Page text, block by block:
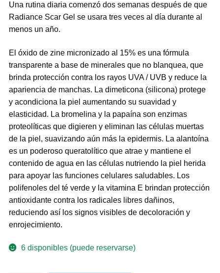
Una rutina diaria comenzó dos semanas después de que
Radiance Scar Gel se usara tres veces al día durante al
menos un año.
El óxido de zine micronizado al 15% es una fórmula
transparente a base de minerales que no blanquea, que
brinda protección contra los rayos UVA / UVB y reduce la
apariencia de manchas. La dimeticona (silicona) protege
y acondiciona la piel aumentando su suavidad y
elasticidad. La bromelina y la papaína son enzimas
proteolíticas que digieren y eliminan las células muertas
de la piel, suavizando aún más la epidermis. La alantoína
es un poderoso queratolítico que atrae y mantiene el
contenido de agua en las células nutriendo la piel herida
para apoyar las funciones celulares saludables. Los
polifenoles del té verde y la vitamina E brindan protección
antioxidante contra los radicales libres dañinos,
reduciendo así los signos visibles de decoloración y
enrojecimiento.
6 disponibles (puede reservarse)